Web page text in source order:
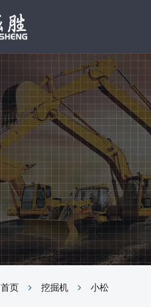
首页 挖掘机 小松